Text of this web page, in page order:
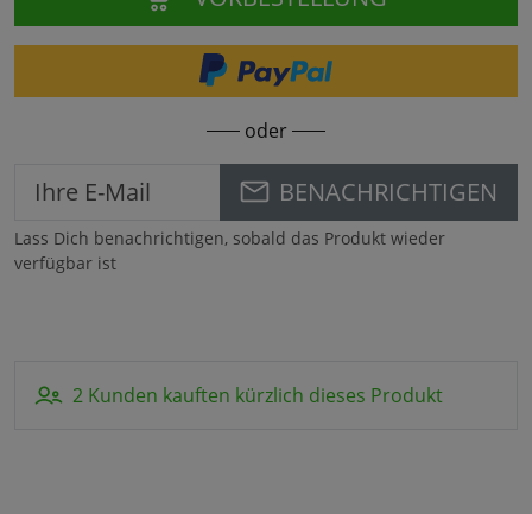
oder
BENACHRICHTIGEN
Lass Dich benachrichtigen, sobald das Produkt wieder
verfügbar ist
2 Kunden kauften kürzlich dieses Produkt